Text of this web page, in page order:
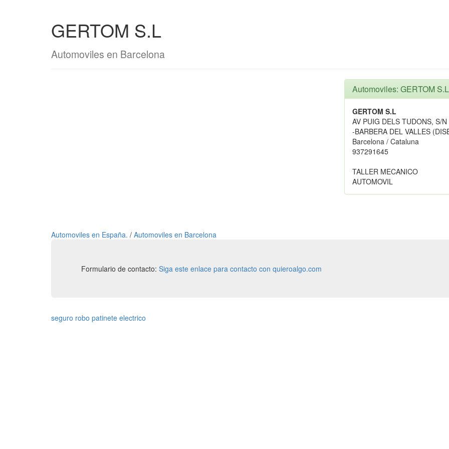
GERTOM S.L
Automoviles en Barcelona
Automoviles: GERTOM S.L
GERTOM S.L
AV PUIG DELS TUDONS, S/N
-BARBERA DEL VALLES
Barcelona / Cataluna
937291645
TALLER MECANICO
AUTOMOVIL
Automoviles en España. / Automoviles en Barcelona
Formulario de contacto: Siga este enlace para contacto con quieroalgo.com
seguro robo patinete electrico